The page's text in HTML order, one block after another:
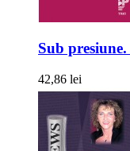
Sub
42,86 lei